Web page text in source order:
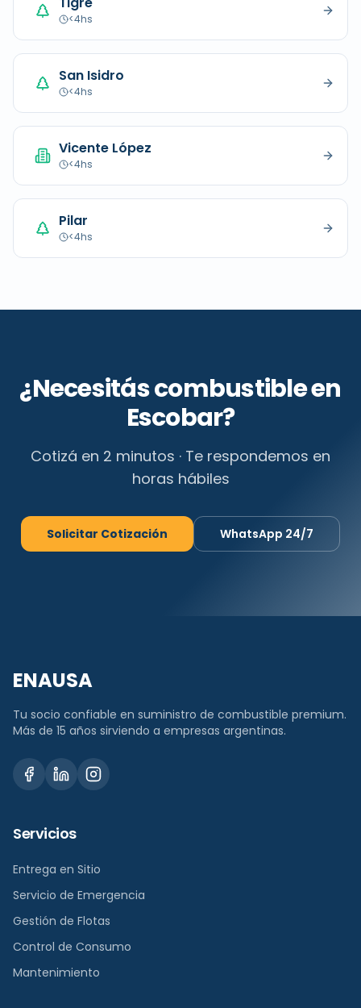
<4hs
San Isidro
<4hs
Vicente López
<4hs
Pilar
<4hs
¿Necesitás combustible en
Escobar?
Cotizá en 2 minutos · Te respondemos en
horas hábiles
Solicitar Cotización WhatsApp 24/7
ENAUSA
Tu socio confiable en suministro de combustible premium.
Más de 15 años sirviendo a empresas argentinas.
Servicios
Entrega en Sitio
Servicio de Emergencia
Gestión de Flotas
Control de Consumo
Mantenimiento